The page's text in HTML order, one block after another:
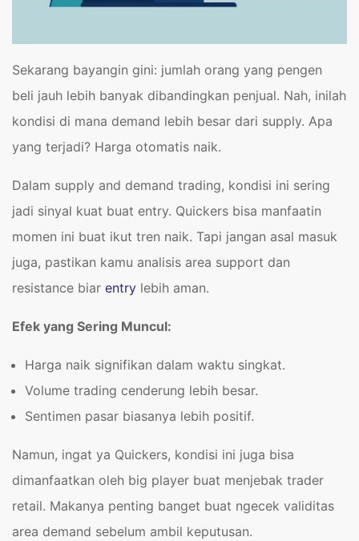
Sekarang bayangin gini: jumlah orang yang pengen
beli jauh lebih banyak dibandingkan penjual. Nah, inilah
kondisi di mana demand lebih besar dari supply. Apa
yang terjadi? Harga otomatis naik.
Dalam supply and demand trading, kondisi ini sering
jadi sinyal kuat buat entry. Quickers bisa manfaatin
momen ini buat ikut tren naik. Tapi jangan asal masuk
juga, pastikan kamu analisis area support dan
resistance biar entry lebih aman.
Efek yang Sering Muncul:
Harga naik signifikan dalam waktu singkat.
Volume trading cenderung lebih besar.
Sentimen pasar biasanya lebih positif.
Namun, ingat ya Quickers, kondisi ini juga bisa
dimanfaatkan oleh big player buat menjebak trader
retail. Makanya penting banget buat ngecek validitas
area demand sebelum ambil keputusan.